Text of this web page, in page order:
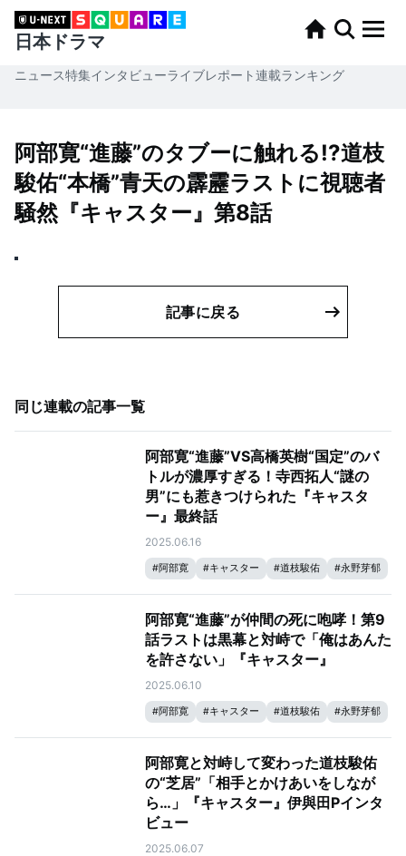
日本ドラマ
ニュース特集インタビューライブレポート連載ランキング
阿部寛“進藤”のタブーに触れる!?道枝
駿佑“本橋”青天の霹靂ラストに視聴者
騒然『キャスター』第8話
記事に戻る
同じ連載の記事一覧
阿部寛“進藤”VS高橋英樹“国定”のバ
トルが濃厚すぎる！寺西拓人“謎の
男”にも惹きつけられた『キャスタ
ー』最終話
2025.06.16
#阿部寛 #キャスター #道枝駿佑 #永野芽郁
阿部寛“進藤”が仲間の死に咆哮！第9
話ラストは黒幕と対峙で「俺はあんた
を許さない」『キャスター』
2025.06.10
#阿部寛 #キャスター #道枝駿佑 #永野芽郁
阿部寛と対峙して変わった道枝駿佑
の“芝居”「相手とかけあいをしなが
ら…」『キャスター』伊與田Pインタ
ビュー
2025.06.07